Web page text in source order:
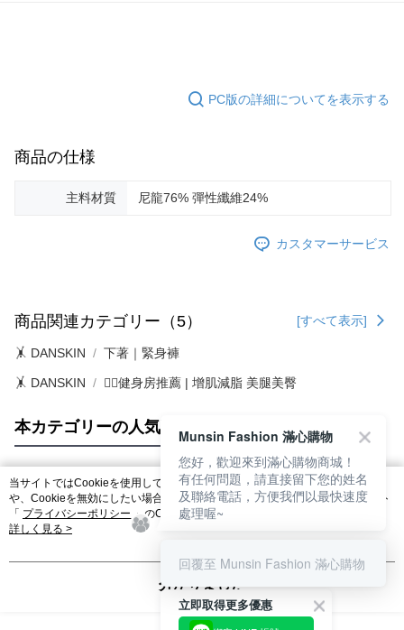
代金納付期限は最短で 14 日以内ですので、ご注意ください。AFTEE アプ
リをダウンロードして AFTEE 会員になるとお支払い期限を最長 45 日以内
お支払期限は、ショップが請求した期日と、AFTEEで延長できる日数をも
約商品や商品到着日が比較的遅い商品）。そのため、商品到着の有無に関
3.現在、台湾の会員のみご利用いただけます。
三、利用規約「AFTEE代金後払い」（以下当サービスという）はネットプ
ます。当サービスご利用の際に提供しなければならない個人情報（注文者
限らない）は、AFTEEに渡され当サービスで必要な範囲内で利用されま
す。AFTEEの個人情報の収集、処理、利用について、詳細はAFTEE公式ホ
ームページの『個人情報の収集、処理及び利用に関する声明』をご参照く
ださい（https://aftee.tw/privacypolicy/ ）。
AFTEEの初回ご利用の際に、審査を通過すれば、最高額がNT$10,000にな
ります。支払い期限を過ぎた場合、その金額に基づいて年利20%の遅延滞
納金が加算されます。未成年の利用者は、事前に法定代理人または後見人
行使したい場合は、ネットプロテクションズ
にご連絡ください。上記に示した個人情報を、必要な購入注文書とあわせ
てAFTEEにご提供いただく、またはAFTEEにあなたの個人情報の収集、処
付款後萊爾富取貨
宅配
送料無料
離島宅配
PC版の詳細についてを表示する
商品の仕様
主料材質 尼龍76% 彈性纖維24%
カスタマーサービス
商品関連カテゴリー（5） [すべて表示]
🤸 DANSKIN 下著｜緊身褲
🤸 DANSKIN 🏋️‍♀️健身房推薦 | 增肌減脂 美腿美臀
本カテゴリーの人気商品 サイト全体のランキング
人気タグ
当サイトではCookieを使用しています。当サイトのCookie使用に関する詳細
や、Cookieを無効にしたい場合のブラウザでの設定方法については、当サイト
「 プライバシーポリシー 」のCookieポリシーをご参照ください。お客さま
が、当サイトを引き続き使用される場合、当社がサイト利用規約のCookieポリ
詳しく見る >
分かりました
立即取得更多優惠
Munsin Fashion 滿心購物
您好，歡迎來到滿心購物商城！
有任何問題，請直接留下您的姓名
及聯絡電話，方便我們以最快速度
處理喔~
回覆至 Munsin Fashion 滿心購物